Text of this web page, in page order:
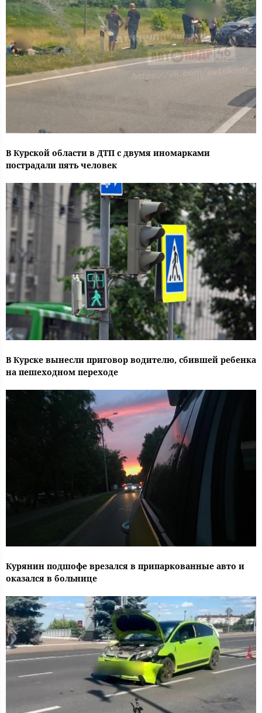
В Курской области в ДТП с двумя иномарками
пострадали пять человек
В Курске вынесли приговор водителю, сбившей ребенка
на пешеходном переходе
Курянин подшофе врезался в припаркованные авто и
оказался в больнице